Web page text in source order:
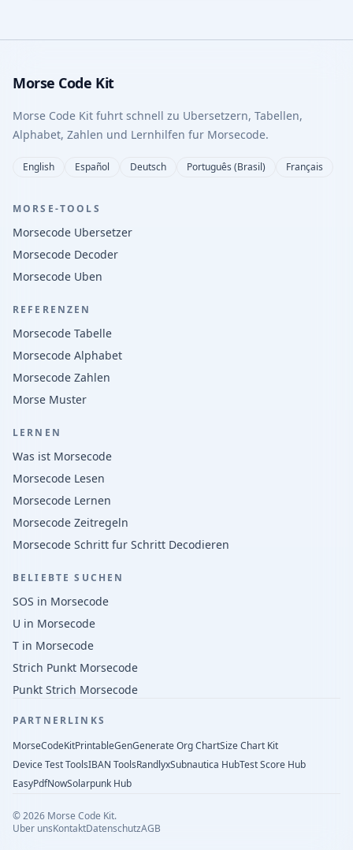
Morse Code Kit
Morse Code Kit fuhrt schnell zu Ubersetzern, Tabellen,
Alphabet, Zahlen und Lernhilfen fur Morsecode.
English Español Deutsch Português (Brasil) Français
MORSE-TOOLS
Morsecode Ubersetzer
Morsecode Decoder
Morsecode Uben
REFERENZEN
Morsecode Tabelle
Morsecode Alphabet
Morsecode Zahlen
Morse Muster
LERNEN
Was ist Morsecode
Morsecode Lesen
Morsecode Lernen
Morsecode Zeitregeln
Morsecode Schritt fur Schritt Decodieren
BELIEBTE SUCHEN
SOS in Morsecode
U in Morsecode
T in Morsecode
Strich Punkt Morsecode
Punkt Strich Morsecode
PARTNERLINKS
MorseCodeKitPrintableGenGenerate Org ChartSize Chart Kit
Device Test ToolsIBAN ToolsRandlyxSubnautica HubTest Score Hub
EasyPdfNowSolarpunk Hub
©2026 Morse Code Kit.
Uber unsKontaktDatenschutzAGB